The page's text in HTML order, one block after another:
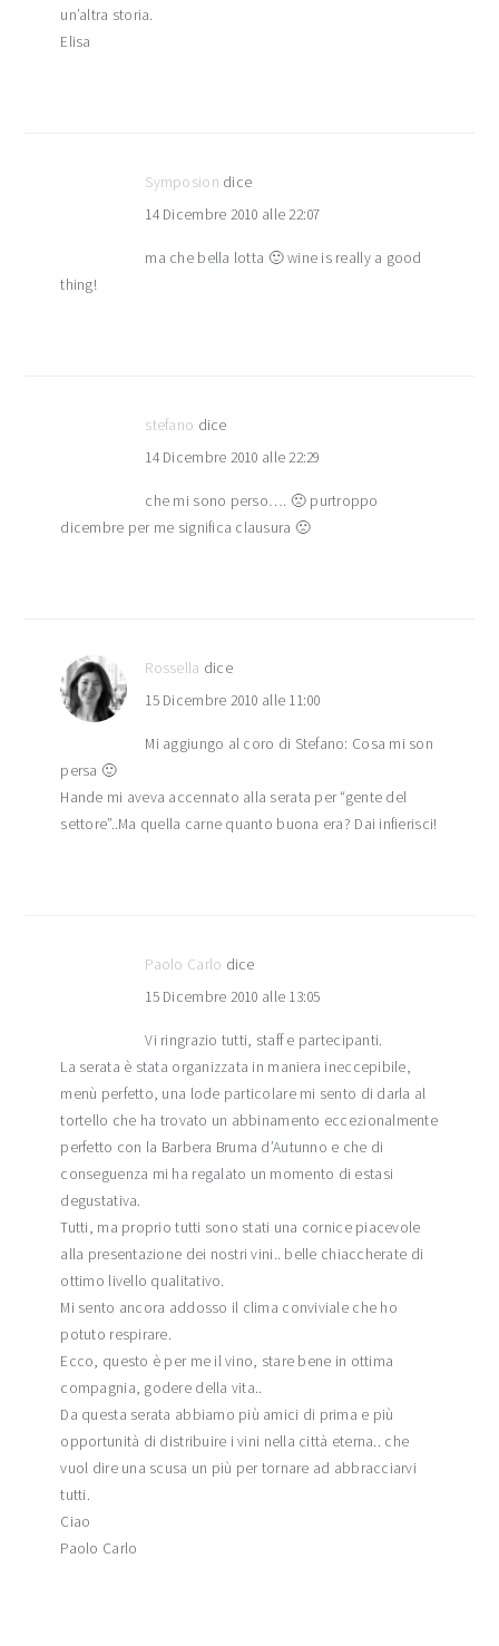
un’altra storia.
Elisa
Symposion dice
14 Dicembre 2010 alle 22:07
ma che bella lotta 🙂 wine is really a good
thing!
stefano dice
14 Dicembre 2010 alle 22:29
che mi sono perso…. 🙁 purtroppo
dicembre per me significa clausura 🙁
Rossella dice
15 Dicembre 2010 alle 11:00
Mi aggiungo al coro di Stefano: Cosa mi son
persa 🙂
Hande mi aveva accennato alla serata per “gente del
settore”..Ma quella carne quanto buona era? Dai infierisci!
Paolo Carlo dice
15 Dicembre 2010 alle 13:05
Vi ringrazio tutti, staff e partecipanti.
La serata è stata organizzata in maniera ineccepibile,
menù perfetto, una lode particolare mi sento di darla al
tortello che ha trovato un abbinamento eccezionalmente
perfetto con la Barbera Bruma d’Autunno e che di
conseguenza mi ha regalato un momento di estasi
degustativa.
Tutti, ma proprio tutti sono stati una cornice piacevole
alla presentazione dei nostri vini.. belle chiaccherate di
ottimo livello qualitativo.
Mi sento ancora addosso il clima conviviale che ho
potuto respirare.
Ecco, questo è per me il vino, stare bene in ottima
compagnia, godere della vita..
Da questa serata abbiamo più amici di prima e più
opportunità di distribuire i vini nella città eterna.. che
vuol dire una scusa un più per tornare ad abbracciarvi
tutti.
Ciao
Paolo Carlo